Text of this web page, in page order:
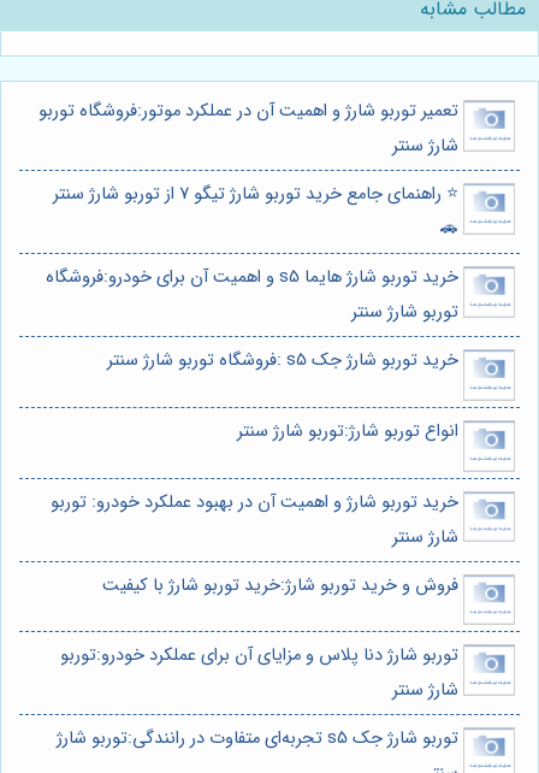
مطالب مشابه
تعمیر توربو شارژ و اهمیت آن در عملکرد موتور:فروشگاه توربو
شارژ سنتر
⭐️ راهنمای جامع خرید توربو شارژ تیگو 7 از توربو شارژ سنتر
🚗
خرید توربو شارژ هایما s5 و اهمیت آن برای خودرو:فروشگاه
توربو شارژ سنتر
خرید توربو شارژ جک s5 :فروشگاه توربو شارژ سنتر
انواع توربو شارژ:توربو شارژ سنتر
خرید توربو شارژ و اهمیت آن در بهبود عملکرد خودرو: توربو
شارژ سنتر
فروش و خرید توربو شارژ:خرید توربو شارژ با کیفیت
توربو شارژ دنا پلاس و مزایای آن برای عملکرد خودرو:توربو
شارژ سنتر
توربو شارژ جک s5 تجربه‌ای متفاوت در رانندگی:توربو شارژ